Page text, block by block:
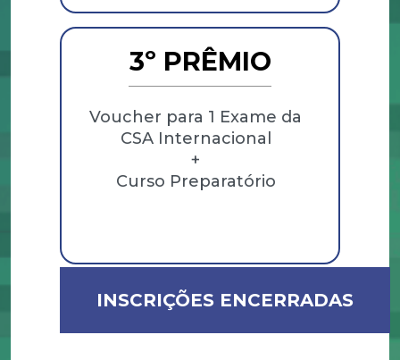
3º PRÊMIO
Voucher para 1 Exame da
CSA Internacional
+
Curso Preparatório
INSCRIÇÕES ENCERRADAS